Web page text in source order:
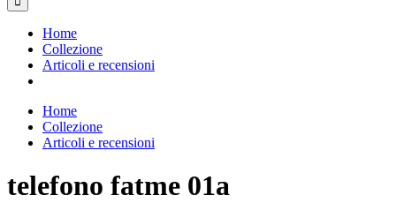
Home
Collezione
Articoli e recensioni
Home
Collezione
Articoli e recensioni
telefono fatme 01a